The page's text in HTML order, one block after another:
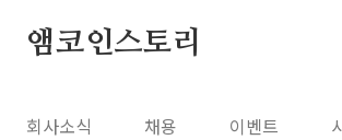
앰코인스토리
회사소식 채용 이벤트